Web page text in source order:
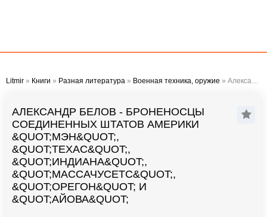
Litmir » Книги » Разная литература » Военная техника, оружие » Александр Белов - Броненосцы Соединенных Штатов Америки "Мэн", "Техас", "Индиана", "Массачусетс", "Орегон" и "Айова"
АЛЕКСАНДР БЕЛОВ - БРОНЕНОСЦЫ
СОЕДИНЕННЫХ ШТАТОВ АМЕРИКИ
&QUOT;МЭН&QUOT;,
&QUOT;ТЕХАС&QUOT;,
&QUOT;ИНДИАНА&QUOT;,
&QUOT;МАССАЧУСЕТС&QUOT;,
&QUOT;ОРЕГОН&QUOT; И
&QUOT;АЙОВА&QUOT;